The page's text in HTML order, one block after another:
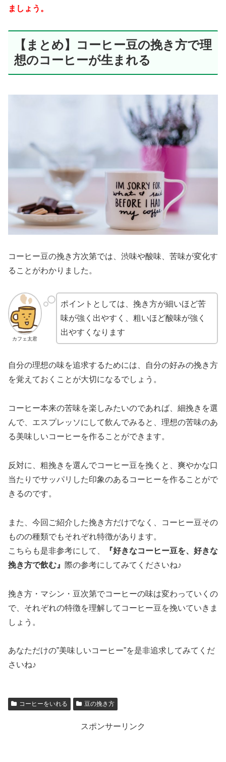
ましょう。
【まとめ】コーヒー豆の挽き方で理
想のコーヒーが生まれる
コーヒー豆の挽き方次第では、渋味や酸味、苦味が変化す
ることがわかりました。
カフェ太君
ポイントとしては、挽き方が細いほど苦
味が強く出やすく、粗いほど酸味が強く
出やすくなります
自分の理想の味を追求するためには、自分の好みの挽き方
を覚えておくことが大切になるでしょう。
コーヒー本来の苦味を楽しみたいのであれば、細挽きを選
んで、エスプレッソにして飲んでみると、理想の苦味のあ
る美味しいコーヒーを作ることができます。
反対に、粗挽きを選んでコーヒー豆を挽くと、爽やかな口
当たりでサッパリした印象のあるコーヒーを作ることがで
きるのです。
また、今回ご紹介した挽き方だけでなく、コーヒー豆その
ものの種類でもそれぞれ特徴があります。
こちらも是非参考にして、
『好きなコーヒー豆を、好きな
挽き方で飲む』 際の参考にしてみてくださいね♪
挽き方・マシン・豆次第でコーヒーの味は変わっていくの
で、それぞれの特徴を理解してコーヒー豆を挽いていきま
しょう。
あなただけの”美味しいコーヒー”を是非追求してみてくだ
さいね♪
コーヒーをいれる 豆の挽き方
スポンサーリンク